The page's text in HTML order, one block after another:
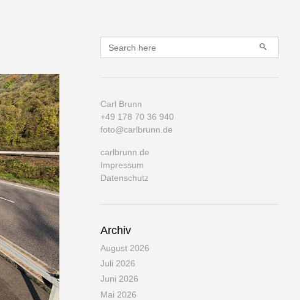
Primary
Search for:
Carl Brunn
+49 178 70 36 940
foto@carlbrunn.de
carlbrunn.de
Impressum
Datenschutz
Archiv
August 2026
Juli 2026
Juni 2026
Mai 2026